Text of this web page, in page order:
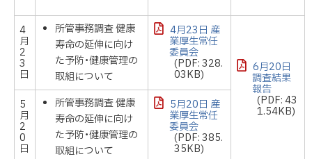
4
月
2
3
日
所管事務調査 健康
寿命の延伸に向け
た予防・健康管理の
取組について
4月23日 産
業厚生常任
委員会
(PDF: 328.
03KB)
6月20日
調査結果
報告
(PDF: 43
1.54KB)
5
月
2
0
日
所管事務調査 健康
寿命の延伸に向け
た予防・健康管理の
取組について
5月20日 産
業厚生常任
委員会
(PDF: 385.
35KB)